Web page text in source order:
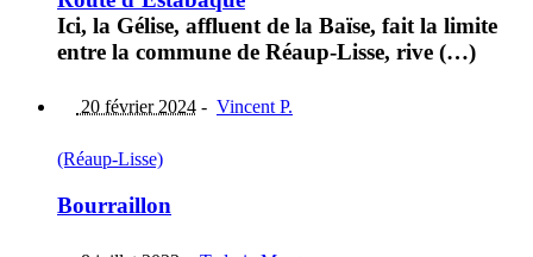
Ici, la Gélise, affluent de la Baïse, fait la limite
entre la commune de Réaup-Lisse, rive (…)
20 février 2024 - Vincent P.
(Réaup-Lisse)
Bourraillon